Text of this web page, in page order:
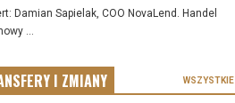
Damian Sapielak, COO NovaLend. Handel
...
I ZMIANY WSZYSTKIE